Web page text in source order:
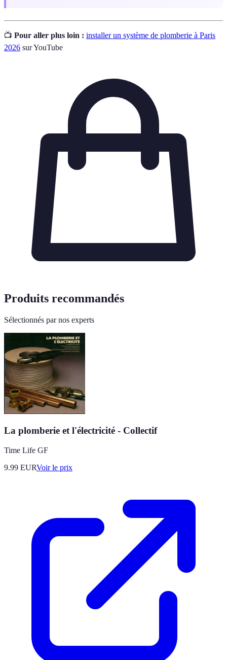
📺 Pour aller plus loin : installer un système de plomberie à Paris
2026 sur YouTube
Produits recommandés
Sélectionnés par nos experts
La plomberie et l'électricité - Collectif
Time Life GF
9.99 EURVoir le prix